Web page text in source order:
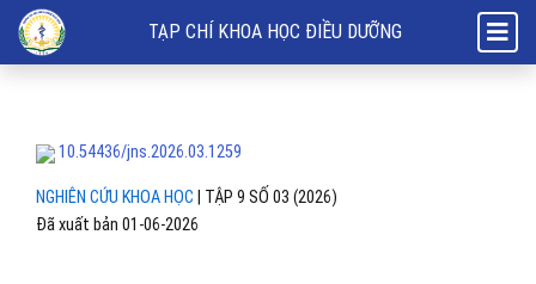
Dịch thuật và kiểm định các đặc tính đo lường của thang đo
TẠP CHÍ KHOA HỌC ĐIỀU DƯỠNG
NGHIÊN CỨU KHOA HỌC TẬP 9 SỐ 03 (2026)
10.54436/jns.2026.03.1259
Đã xuất bản 01-06-2026